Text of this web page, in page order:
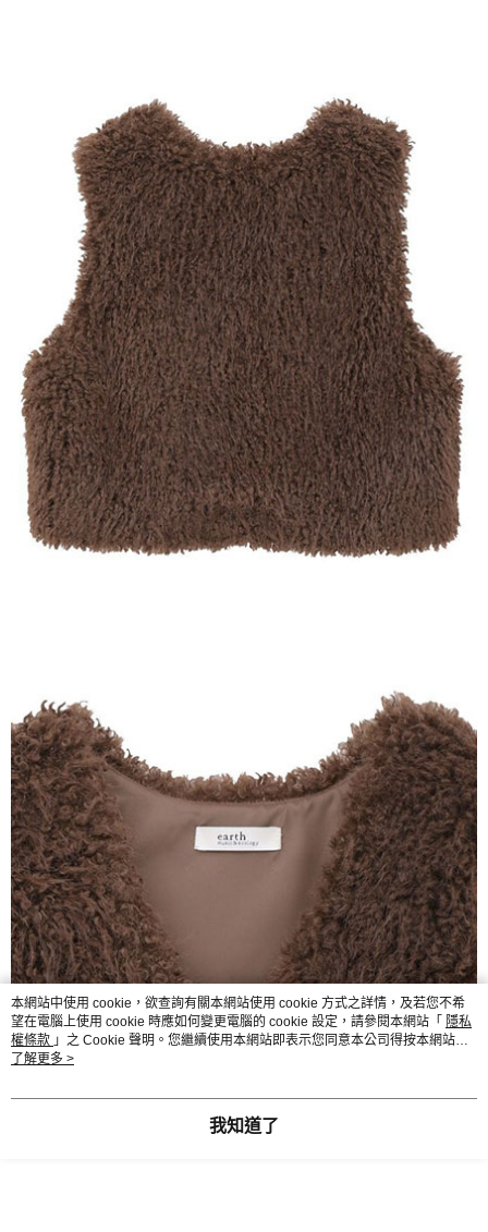
本網站中使用 cookie，欲查詢有關本網站使用 cookie 方式之詳情，及若您不希
望在電腦上使用 cookie 時應如何變更電腦的 cookie 設定，請參閱本網站「 隱私
權條款 」之 Cookie 聲明。您繼續使用本網站即表示您同意本公司得按本網站使
用條款之 Cookie 聲明使用 cookie。
了解更多 >
我知道了